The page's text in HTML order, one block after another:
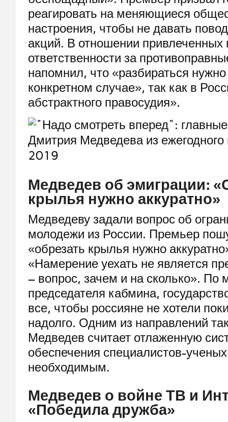
реагировать на меняющиеся
настроения, чтобы не давать
акций. В отношении привлеченных
ответственности за
напомнил, что «разбираться
конкретном случае», так как в
абстрактного правосудия».
Медведев об эмиграции:
крылья нужно аккуратно»
Медведеву задали вопрос об
молодежи из России. Премьер
«обрезать крылья нужно
«Намерение уехать не является
– вопрос, зачем и на сколько». По
председателя кабмина,
все, чтобы россияне не хотели
надолго. Одним из направлений
Медведев считает отлаженную
обеспечения специалистов-
необходимым.
Медведев о войне ТВ и
«Победила дружба»